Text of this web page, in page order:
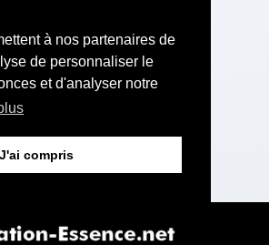
à nos partenaires de
de personnaliser le
et d'analyser notre
J'ai compris